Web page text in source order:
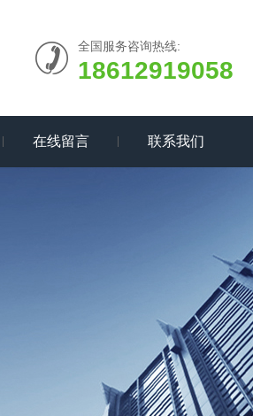
全国服务咨询热线:
18612919058
在线留言 联系我们